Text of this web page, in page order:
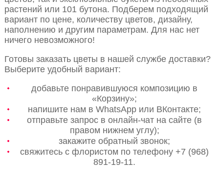
растений или 101 бутона. Подберем подходящий
вариант по цене, количеству цветов, дизайну,
наполнению и другим параметрам. Для нас нет
ничего невозможного!
Готовы заказать цветы в нашей службе доставки?
Выберите удобный вариант:
добавьте понравившуюся композицию в
«Корзину»;
напишите нам в WhatsApp или ВКонтакте;
отправьте запрос в онлайн-чат на сайте (в
правом нижнем углу);
закажите обратный звонок;
свяжитесь с флористом по телефону +7 (968)
891-19-11.